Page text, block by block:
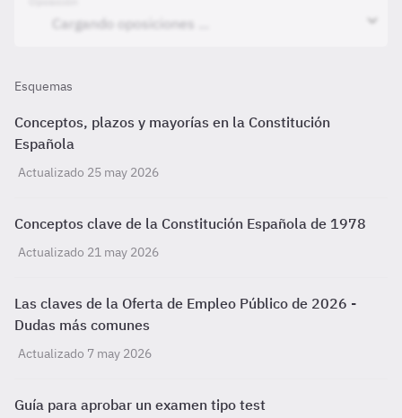
Esquemas
Conceptos, plazos y mayorías en la Constitución
Española
Actualizado 25 may 2026
Conceptos clave de la Constitución Española de 1978
Actualizado 21 may 2026
Las claves de la Oferta de Empleo Público de 2026 -
Dudas más comunes
Actualizado 7 may 2026
Guía para aprobar un examen tipo test